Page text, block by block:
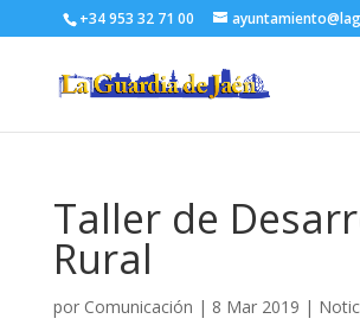
+34 953 32 71 00
Taller de
Rural
por Comunicación | 8 Mar 2019 |